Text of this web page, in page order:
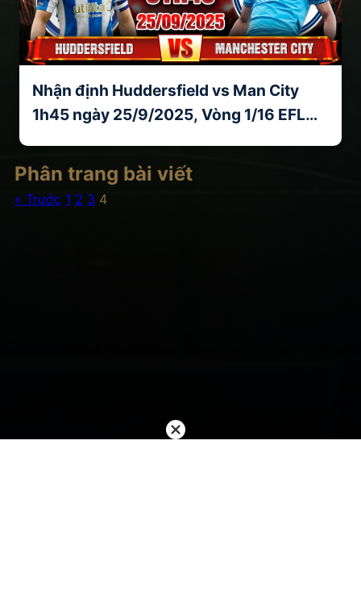
Nhận định Huddersfield vs Man City
1h45 ngày 25/9/2025, Vòng 1/16 EFL
Phân trang bài viết
« Trước 1 2 3 4